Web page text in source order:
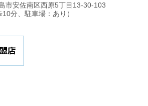
市安佐南区西原5丁目13-30-103
分、駐車場：あり）